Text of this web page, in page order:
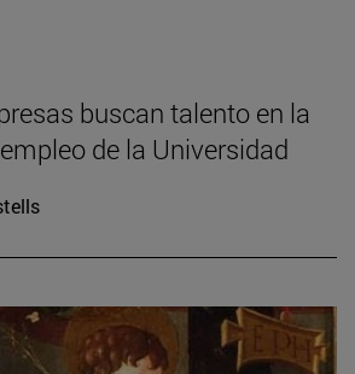
buscan talento en la
de la Universidad